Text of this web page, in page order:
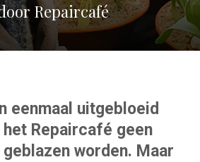
Repaircafé
eenmaal uitgebloeid
Repaircafé geen
worden. Maar